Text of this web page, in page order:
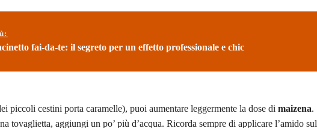
fai-da-te: il segreto per un effetto professionale e chic
piccoli cestini porta caramelle), puoi aumentare leggermente la dose di maizena.
tovaglietta, aggiungi un po’ più d’acqua. Ricorda sempre di applicare l’amido sul